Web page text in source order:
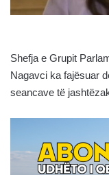
Shefja e Grupit
Nagavci ka fajësuar
seancave të